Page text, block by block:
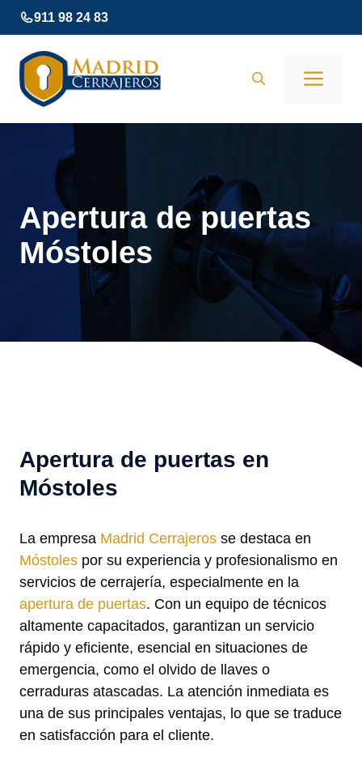
Saltar
al
contenido
911 98 24 83
Apertura de puertas
Móstoles
Apertura de puertas en
Móstoles
La empresa Madrid Cerrajeros se destaca en
Móstoles por su experiencia y profesionalismo en
servicios de cerrajería, especialmente en la
apertura de puertas. Con un equipo de técnicos
altamente capacitados, garantizan un servicio
rápido y eficiente, esencial en situaciones de
emergencia, como el olvido de llaves o
cerraduras atascadas. La atención inmediata es
una de sus principales ventajas, lo que se traduce
en satisfacción para el cliente.